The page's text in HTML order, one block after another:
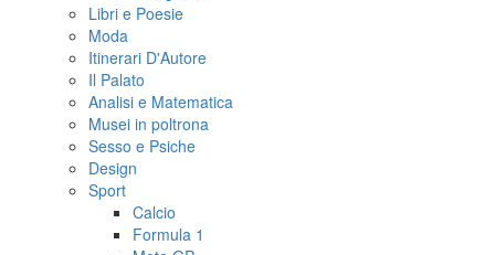
Libri e Poesie
Moda
Itinerari D'Autore
Il Palato
Analisi e Matematica
Musei in poltrona
Sesso e Psiche
Design
Sport
Calcio
Formula 1